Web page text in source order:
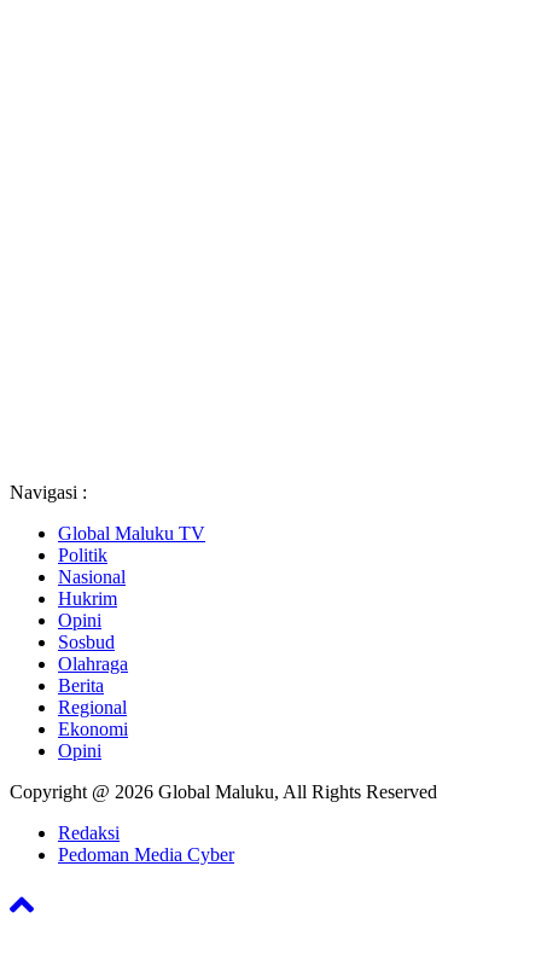
Navigasi :
Global Maluku TV
Politik
Nasional
Hukrim
Opini
Sosbud
Olahraga
Berita
Regional
Ekonomi
Opini
Copyright @ 2026 Global Maluku, All Rights Reserved
Redaksi
Pedoman Media Cyber